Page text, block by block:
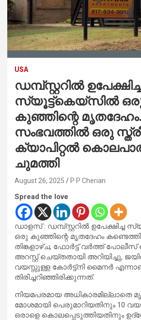
USA
ഡമ്പ്‌സ്റ്ററിൽ
സ്യൂട്ട്‌കെയ്‌സിൽ
കുഞ്ഞിന്റെ മൃതദേഹം.
സംഭവത്തിൽ ഒരു
ക്യാപിറ്റൽ
ചുമത്തി
August 26, 2025 P P Cherian
Spread the love
ഡാളസ് : ഡമ്പ്‌സ്റ്ററിൽ ഉപേക്ഷിച്ച
ഒരു കുഞ്ഞിന്റെ മൃതദേഹം
തിങ്കളാഴ്ച, ഫോർട്ട് വർത്ത്
അറസ്റ്റ് ചെയ്തതായി അറിയിച്ചു,
വയസ്സുള്ള കോർട്ട്നി മൈനർ
തിരിച്ചറിഞ്ഞിരിക്കുന്നത്.
നിയമപരമായ അധികാരമില്ലാതെ
മോശമായി പെരുമാറിയതിനും 10
ഒരാളെ കൊലപ്പെടുത്തിയതിനും